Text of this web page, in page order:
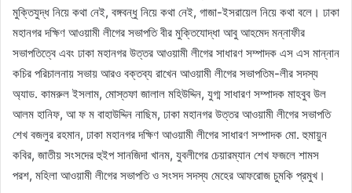
মুক্তিযুদ্ধ নিয়ে কথা নেই, বঙ্গবন্ধু নিয়ে কথা নেই, গাজা-ইসরায়েল নিয়ে কথা বলে। ঢাকা
মহানগর দক্ষিণ আওয়ামী লীগের সভাপতি বীর মুক্তিযোদ্ধা আবু আহমেদ মন্নাফীর
সভাপতিত্বে এবং ঢাকা মহানগর উত্তর আওয়ামী লীগের সাধারণ সম্পাদক এস এস মান্নান
কচির পরিচালনায় সভায় আরও বক্তব্য রাখেন আওয়ামী লীগের সভাপতিম-লীর সদস্য
অ্যাড. কামরুল ইসলাম, মোস্তফা জালাল মহিউদ্দিন, যুগ্ম সাধারণ সম্পাদক মাহবুব উল
আলম হানিফ, আ ফ ম বাহাউদ্দিন নাছিম, ঢাকা মহানগর উত্তর আওয়ামী লীগের সভাপতি
শেখ বজলুর রহমান, ঢাকা মহানগর দক্ষিণ আওয়ামী লীগের সাধারণ সম্পাদক মো. হুমায়ুন
কবির, জাতীয় সংসদের হুইপ সানজিদা খানম, যুবলীগের চেয়ারম্যান শেখ ফজলে শামস
পরশ, মহিলা আওয়ামী লীগের সভাপতি ও সংসদ সদস্য মেহের আফরোজ চুমকি প্রমুখ।